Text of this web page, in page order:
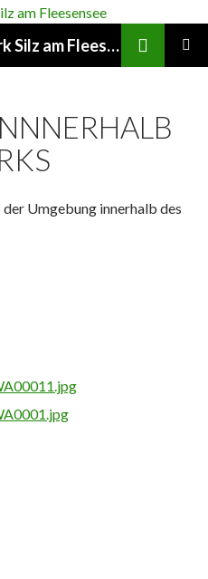
Ferienhaus 17 im Heidepark Silz am Fleesensee
Umgebung innerhalb des